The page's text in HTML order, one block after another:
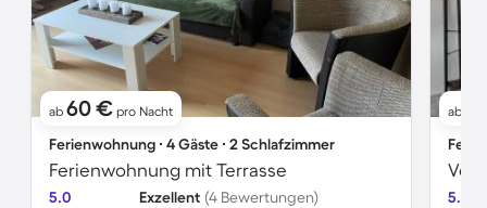
ab 60 € pro Nacht
Ferienwohnung ∙ 4 Gäste ∙ 2 Schlafzimmer
Ferienwohnung mit Terrasse
5.0 Exzellent (4 Bewertungen)
ab
5.0